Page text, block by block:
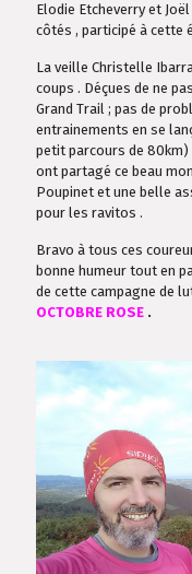
Elodie Etcheverry et
côtés , participé à cette
La veille Christelle
coups . Déçues de ne
Grand Trail ; pas de
entrainements en se
petit parcours de 80km)
ont partagé ce beau
Poupinet et une belle
pour les ravitos .
Bravo à tous ces
bonne humeur tout en
de cette campagne de
OCTOBRE ROSE .